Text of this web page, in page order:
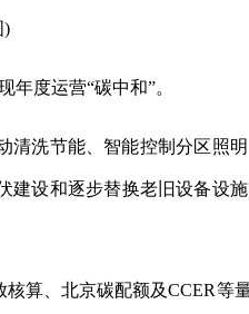
)
度运营“碳中和”。
洗节能、智能控制分区照
建设和逐步替换老旧设备设
算、北京碳配额及CCER等